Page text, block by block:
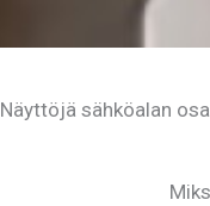
Näyttöjä sähköalan